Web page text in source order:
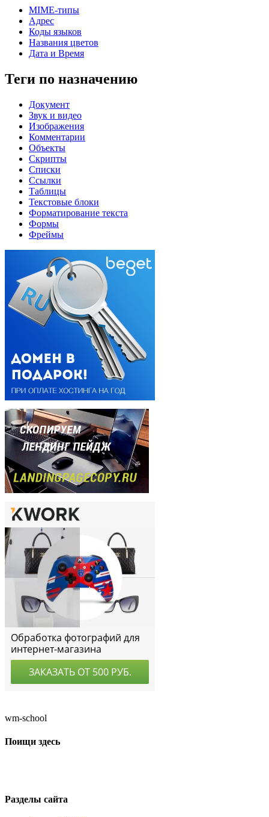
MIME-типы
Адрес
Коды языков
Названия цветов
Дата и Время
Теги по назначению
Документ
Звук и видео
Изображения
Комментарии
Объекты
Скрипты
Списки
Ссылки
Таблицы
Текстовые блоки
Форматирование текста
Формы
Фреймы
wm-school
Поищи здесь
Разделы сайта